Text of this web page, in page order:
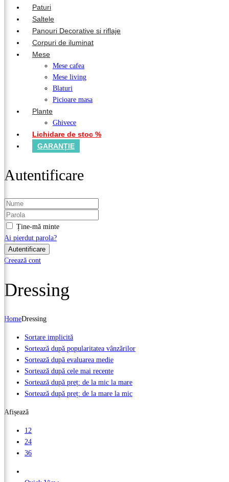
Paturi
Saltele
Panouri Decorative si riflaje
Corpuri de iluminat
Mese
Mese cafea
Mese living
Blaturi
Picioare masa
Plante
Ghivece
Lichidare de stoc %
GARANȚIE
Autentificare
Ține-mă minte
Ai pierdut parola?
Creează cont
Dressing
HomeDressing
Sortare implicită
Sortează după popularitatea vânzărilor
Sortează după evaluarea medie
Sortează după cele mai recente
Sortează după preț: de la mic la mare
Sortează după preț: de la mare la mic
Afișează
12
24
36